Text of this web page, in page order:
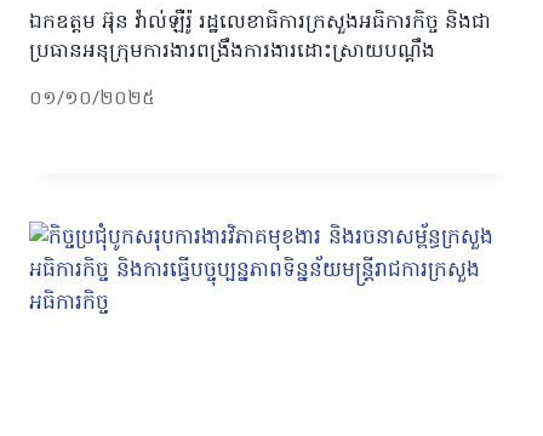
ឯកឧត្តម អ៊ុន វ៉ាល់ឡឺរ៉ូ រដ្ឋលេខាធិការក្រសួងអធិការកិច្ច និងជា
ប្រធានអនុក្រុមការងារពង្រឹងការងារដោះស្រាយបណ្ដឹង
០១/១០/២០២៥